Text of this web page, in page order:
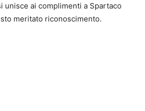
unisce ai complimenti a Spartaco
meritato riconoscimento.